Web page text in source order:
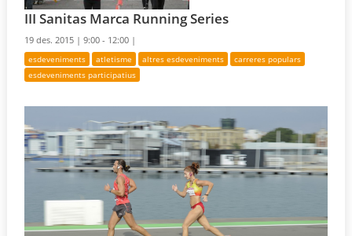
III Sanitas Marca Running Series
19 des. 2015 |9:00 - 12:00 |
esdeveniments atletisme altres esdeveniments
carreres populars
esdeveniments participatius